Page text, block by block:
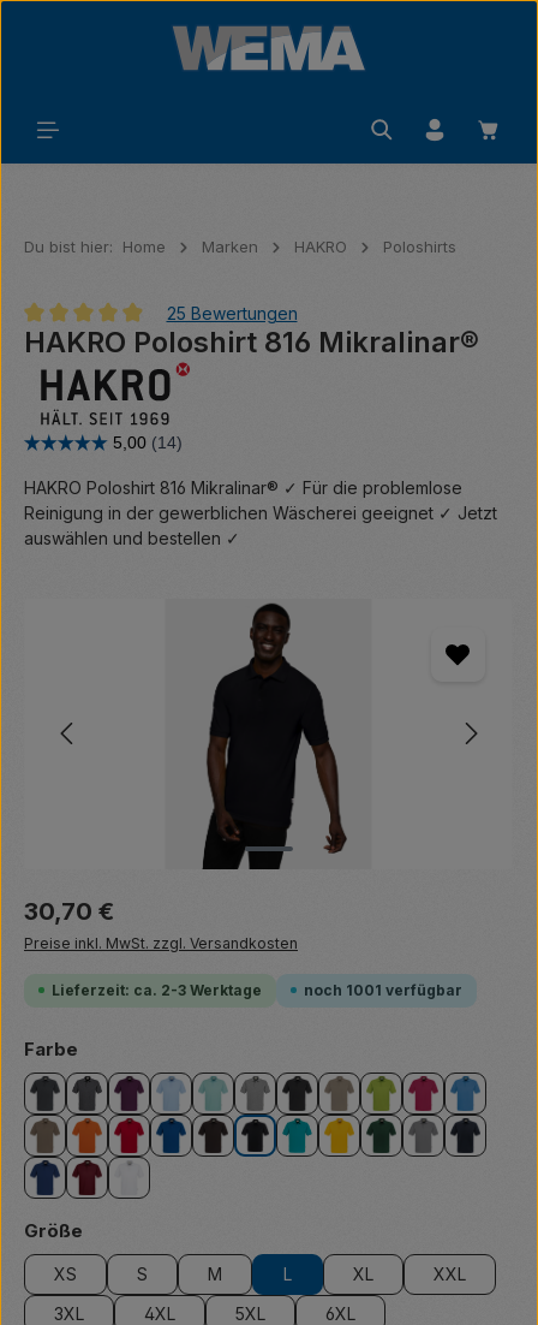
Zum Hauptinhalt springen
Du bist hier: Home Marken HAKRO Poloshirts
Durchschnittliche Bewertung von 4.92 von 5 Sternen
25 Bewertungen
HAKRO Poloshirt 816 Mikralinar®
HAKRO Poloshirt 816 Mikralinar® ✓ Für die problemlose
Reinigung in der gewerblichen Wäscherei geeignet ✓ Jetzt
auswählen und bestellen ✓
Regulärer Preis:
30,70 €
Preise inkl. MwSt. zzgl. Versandkosten
Lieferzeit: ca. 2-3 Werktage noch 1001 verfügbar
Farbe
anthrazitanthrazit meliert
aubergine
eisblaueisgrüngrau meliert
karbongrau
khakikiwi magenta
nougatorangerot royalblauschokolade
schwarzsmaragdsonnetannetitan tinte
ultramarinblau
weinrotweiß
Größe
XS S M L XL
XXL
3XL
4XL 5XL 6XL